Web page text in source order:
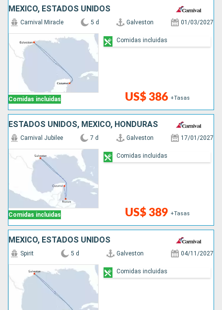
MÉXICO, ESTADOS UNIDOS
Comidas incluidas
Carnival Miracle 5 d Galveston 01/03/2027
US$ 386 +Tasas
Comidas incluidas
ESTADOS UNIDOS, MÉXICO, HONDURAS
Comidas incluidas
Carnival Jubilee 7 d Galveston 17/01/2027
US$ 389 +Tasas
Comidas incluidas
MÉXICO, ESTADOS UNIDOS
Spirit 5 d Galveston 04/11/2027
Comidas incluidas